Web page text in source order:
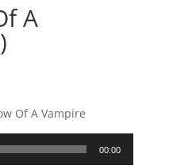
A
Of A Vampire
00:00